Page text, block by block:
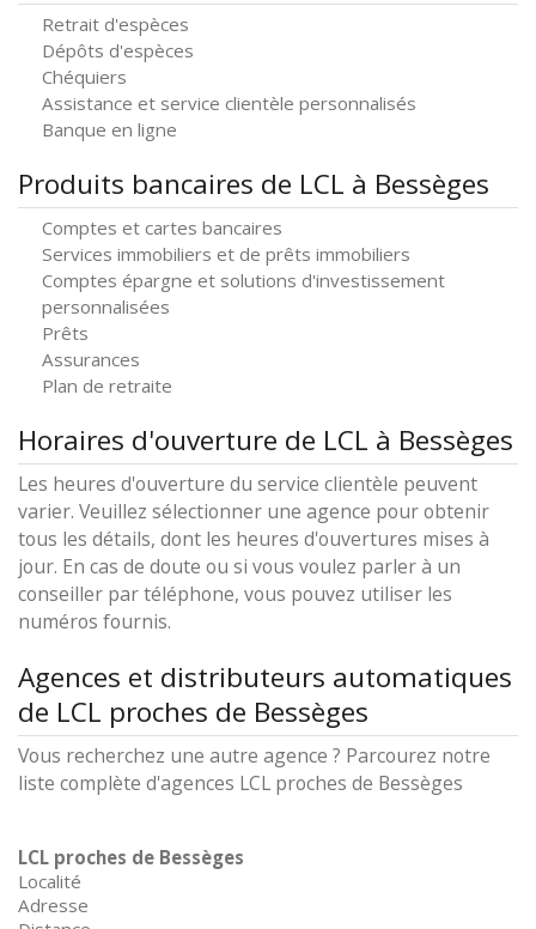
Retrait d'espèces
Dépôts d'espèces
Chéquiers
Assistance et service clientèle personnalisés
Banque en ligne
Produits bancaires de LCL à Bessèges
Comptes et cartes bancaires
Services immobiliers et de prêts immobiliers
Comptes épargne et solutions d'investissement
personnalisées
Prêts
Assurances
Plan de retraite
Horaires d'ouverture de LCL à Bessèges
Les heures d'ouverture du service clientèle peuvent
varier. Veuillez sélectionner une agence pour obtenir
tous les détails, dont les heures d'ouvertures mises à
jour. En cas de doute ou si vous voulez parler à un
conseiller par téléphone, vous pouvez utiliser les
numéros fournis.
Agences et distributeurs automatiques
de LCL proches de Bessèges
Vous recherchez une autre agence ? Parcourez notre
liste complète d'agences LCL proches de Bessèges
LCL proches de Bessèges
Localité
Adresse